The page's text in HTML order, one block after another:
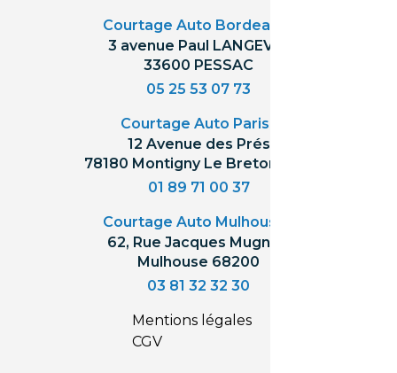
Courtage Auto Bordeaux
3 avenue Paul LANGEVIN
33600 PESSAC
05 25 53 07 73
Courtage Auto Paris
12 Avenue des Prés
78180 Montigny Le Bretonneux
01 89 71 00 37
Courtage Auto Mulhouse
62, Rue Jacques Mugnier
Mulhouse 68200
03 81 32 32 30
Mentions légales
CGV